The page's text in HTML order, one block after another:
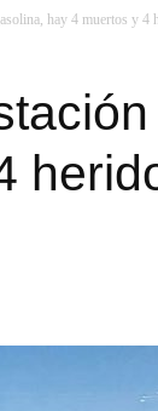
hay 4 muertos y 4